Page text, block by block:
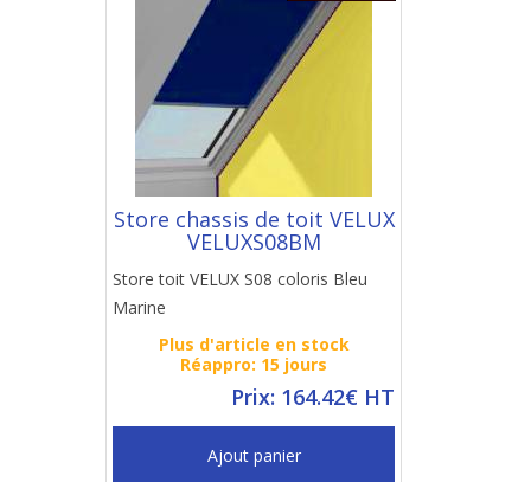
Store chassis de toit VELUX
VELUXS08BM
Store toit VELUX S08 coloris Bleu
Marine
Plus d'article en stock
Réappro: 15 jours
Prix: 164.42€ HT
Ajout panier